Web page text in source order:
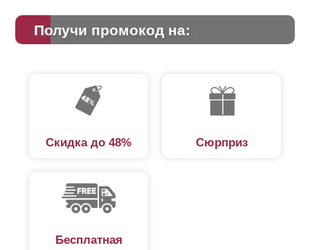
Получи промокод на:
Скидка до 48% Сюрприз
Бесплатная